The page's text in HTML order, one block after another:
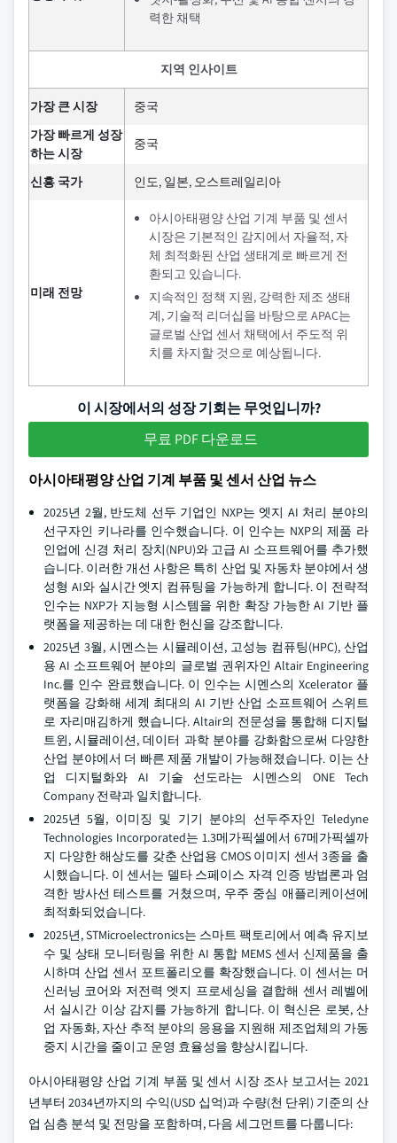
력한 채택
지역 인사이트
가장 큰 시장
중국
가장 빠르게 성장
하는 시장
중국
신흥 국가 인도, 일본, 오스트레일리아
미래 전망
아시아태평양 산업 기계 부품 및 센서
시장은 기본적인 감지에서 자율적, 자
체 최적화된 산업 생태계로 빠르게 전
환되고 있습니다.
지속적인 정책 지원, 강력한 제조 생태
계, 기술적 리더십을 바탕으로 APAC는
글로벌 산업 센서 채택에서 주도적 위
치를 차지할 것으로 예상됩니다.
이 시장에서의 성장 기회는 무엇입니까?
무료 PDF 다운로드
아시아태평양 산업 기계 부품 및 센서 산업 뉴스
2025년 2월, 반도체 선두 기업인 NXP는 엣지 AI 처리 분야의
선구자인 키나라를 인수했습니다. 이 인수는 NXP의 제품 라
인업에 신경 처리 장치(NPU)와 고급 AI 소프트웨어를 추가했
습니다. 이러한 개선 사항은 특히 산업 및 자동차 분야에서 생
성형 AI와 실시간 엣지 컴퓨팅을 가능하게 합니다. 이 전략적
인수는 NXP가 지능형 시스템을 위한 확장 가능한 AI 기반 플
랫폼을 제공하는 데 대한 헌신을 강조합니다.
2025년 3월, 시멘스는 시뮬레이션, 고성능 컴퓨팅(HPC), 산업
용 AI 소프트웨어 분야의 글로벌 권위자인 Altair Engineering
Inc.를 인수 완료했습니다. 이 인수는 시멘스의 Xcelerator 플
랫폼을 강화해 세계 최대의 AI 기반 산업 소프트웨어 스위트
로 자리매김하게 했습니다. Altair의 전문성을 통합해 디지털
트윈, 시뮬레이션, 데이터 과학 분야를 강화함으로써 다양한
산업 분야에서 더 빠른 제품 개발이 가능해졌습니다. 이는 산
업 디지털화와 AI 기술 선도라는 시멘스의 ONE Tech
Company 전략과 일치합니다.
2025년 5월, 이미징 및 기기 분야의 선두주자인 Teledyne
Technologies Incorporated는 1.3메가픽셀에서 67메가픽셀까
지 다양한 해상도를 갖춘 산업용 CMOS 이미지 센서 3종을 출
시했습니다. 이 센서는 델타 스페이스 자격 인증 방법론과 엄
격한 방사선 테스트를 거쳤으며, 우주 중심 애플리케이션에
최적화되었습니다.
2025년, STMicroelectronics는 스마트 팩토리에서 예측 유지보
수 및 상태 모니터링을 위한 AI 통합 MEMS 센서 신제품을 출
시하며 산업 센서 포트폴리오를 확장했습니다. 이 센서는 머
신러닝 코어와 저전력 엣지 프로세싱을 결합해 센서 레벨에
서 실시간 이상 감지를 가능하게 합니다. 이 혁신은 로봇, 산
업 자동화, 자산 추적 분야의 응용을 지원해 제조업체의 가동
중지 시간을 줄이고 운영 효율성을 향상시킵니다.
아시아태평양 산업 기계 부품 및 센서 시장 조사 보고서는 2021
년부터 2034년까지의 수익(USD 십억)과 수량(천 단위) 기준의 산
업 심층 분석 및 전망을 포함하며, 다음 세그먼트를 다룹니다: